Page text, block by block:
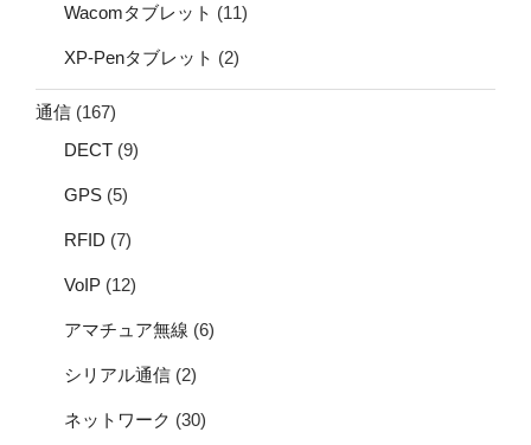
Wacomタブレット (11)
XP-Penタブレット (2)
通信 (167)
DECT (9)
GPS (5)
RFID (7)
VoIP (12)
アマチュア無線 (6)
シリアル通信 (2)
ネットワーク (30)